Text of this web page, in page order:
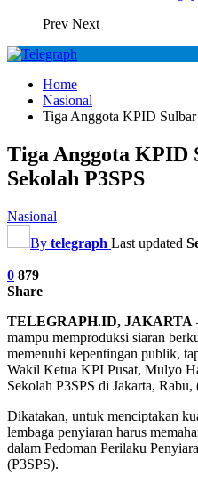
Prev Next
Home
Nasional
Tiga Anggota KPID Sulbar
Tiga Anggota KPID
Sekolah P3SPS
Nasional
By telegraph Last updated
0 879
Share
TELEGRAPH.ID, JAKARTA
mampu memproduksi siaran
memenuhi kepentingan publik,
Wakil Ketua KPI Pusat, Mulyo
Sekolah P3SPS di Jakarta,
Dikatakan, untuk menciptakan
lembaga penyiaran harus
dalam Pedoman Perilaku
(P3SPS).